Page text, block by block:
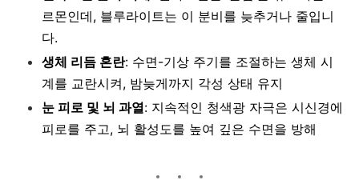
르몬인데, 블루라이트는 이 분비를 늦추거나 줄입니
다.
생체 리듬 혼란: 수면-기상 주기를 조절하는 생체 시
계를 교란시켜, 밤늦게까지 각성 상태 유지
눈 피로 및 뇌 과열: 지속적인 청색광 자극은 시신경에
피로를 주고, 뇌 활성도를 높여 깊은 수면을 방해